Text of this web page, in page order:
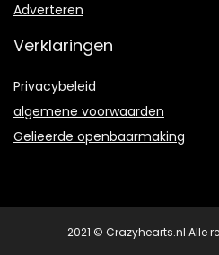
Adverteren
Verklaringen
Privacybeleid
algemene voorwaarden
Gelieerde openbaarmaking
2021 © Crazyhearts.nl Alle